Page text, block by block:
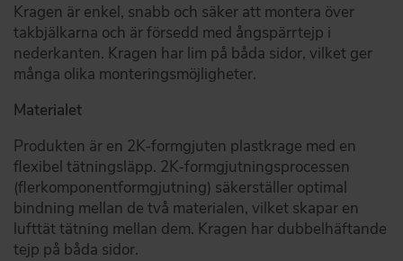
Kragen är enkel, snabb och säker att montera över
takbjälkarna och är försedd med ångspärrtejp i
nederkanten. Kragen har lim på båda sidor, vilket ger
många olika monteringsmöjligheter.
Materialet
Produkten är en 2K-formgjuten plastkrage med en
flexibel tätningsläpp. 2K-formgjutningsprocessen
(flerkomponentformgjutning) säkerställer optimal
bindning mellan de två materialen, vilket skapar en
lufttät tätning mellan dem. Kragen har dubbelhäftande
tejp på båda sidor.